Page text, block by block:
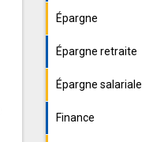
Épargne
Épargne retraite
Épargne salariale
Finance